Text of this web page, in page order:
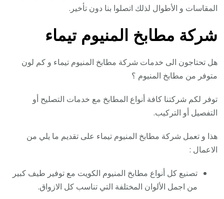
المقاسات و الأطوال لذلك اتصلوا بنا دون تأخير.
شركة مطابخ المنيوم تيماء
هل تحتاجون الى خدمات شركة مطابخ المنيوم تيماء و كم لون
متوفر من مطابخ المنيوم ؟
توفر لكم شركتنا كافة أنواع المطابخ مع خدمات التصليح أو
التفصيل أو التركيب.
هذا و تعمل شركة مطابخ المنيوم تيماء على تقديم ما يلي من
الاعمال :
تصنيع كل أنواع مطابخ المنيوم الكويت مع توفير طيف كبير
من اجمل الألوان المختلفة التي تناسب كل الازواق.